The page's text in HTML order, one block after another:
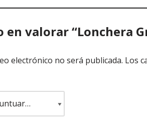
en valorar “Lonchera
electrónico no será publicada. Los